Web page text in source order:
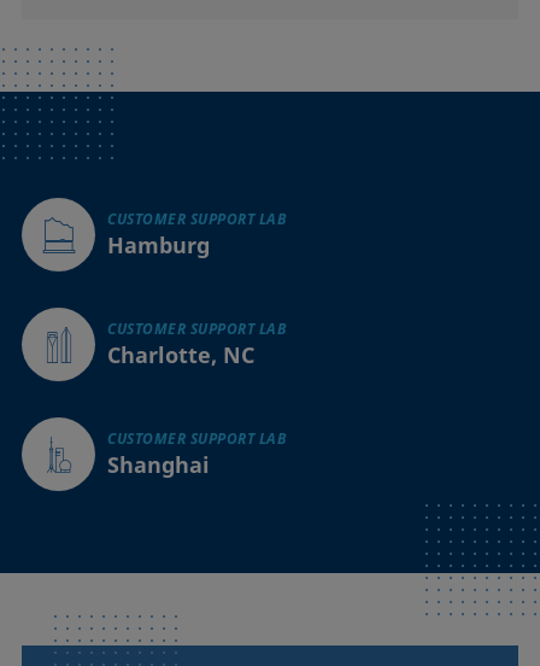
CUSTOMER SUPPORT LAB
Hamburg
CUSTOMER SUPPORT LAB
Charlotte, NC
CUSTOMER SUPPORT LAB
Shanghai